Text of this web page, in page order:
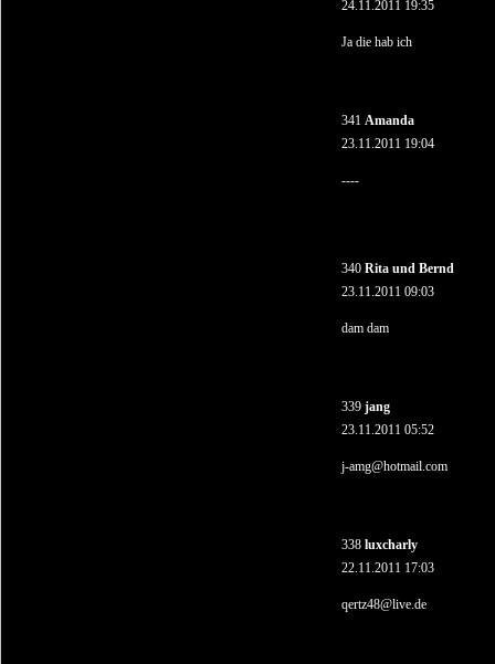
24.11.2011 19:35
Ja die hab ich
341 Amanda
23.11.2011 19:04
----
340 Rita und Bernd
23.11.2011 09:03
dam dam
339 jang
23.11.2011 05:52
j-amg@hotmail.com
338 luxcharly
22.11.2011 17:03
qertz48@live.de